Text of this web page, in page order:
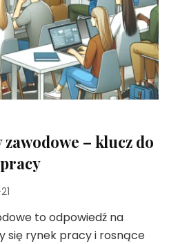
– klucz do
to odpowiedź na
się rynek pracy i rosnące